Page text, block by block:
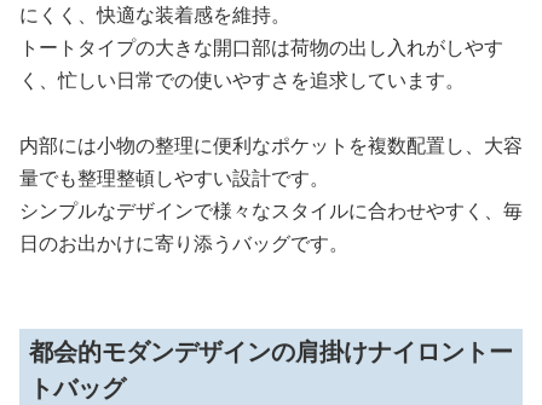
にくく、快適な装着感を維持。
トートタイプの大きな開口部は荷物の出し入れがしやす
く、忙しい日常での使いやすさを追求しています。
内部には小物の整理に便利なポケットを複数配置し、大容
量でも整理整頓しやすい設計です。
シンプルなデザインで様々なスタイルに合わせやすく、毎
日のお出かけに寄り添うバッグです。
都会的モダンデザインの肩掛けナイロントー
トバッグ